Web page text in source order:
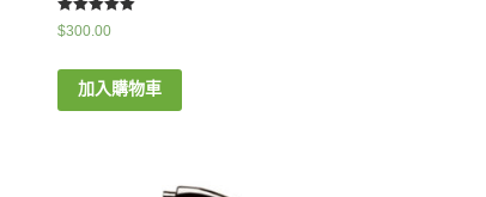
評分
5.00
$300.00
加入購物車